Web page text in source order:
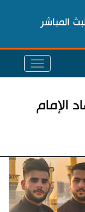
المباشر
الإمام